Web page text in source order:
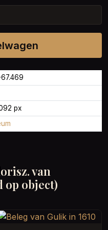
px
van
op object)